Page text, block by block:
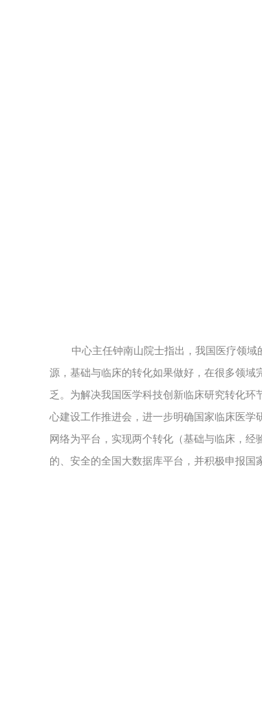
中心主任钟南山院士指出，我国医疗领
源，基础与临床的转化如果做好，在很多领
乏。为解决我国医学科技创新临床研究转化环
心建设工作推进会，进一步明确国家临床医学
网络为平台，实现两个转化（基础与临床，经
的、安全的全国大数据库平台，并积极申报国